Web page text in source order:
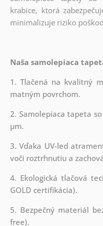
krabice, ktorá
minimalizuje riziko
Naša samolepiaca
1. Tlačená na kvalitný
matným povrchom.
2. Samolepiaca tapeta
µm.
3. Vďaka UV-led
voči roztrhnutiu a
4. Ekologická tlačová
GOLD certifikácia).
5. Bezpečný materiál
free).